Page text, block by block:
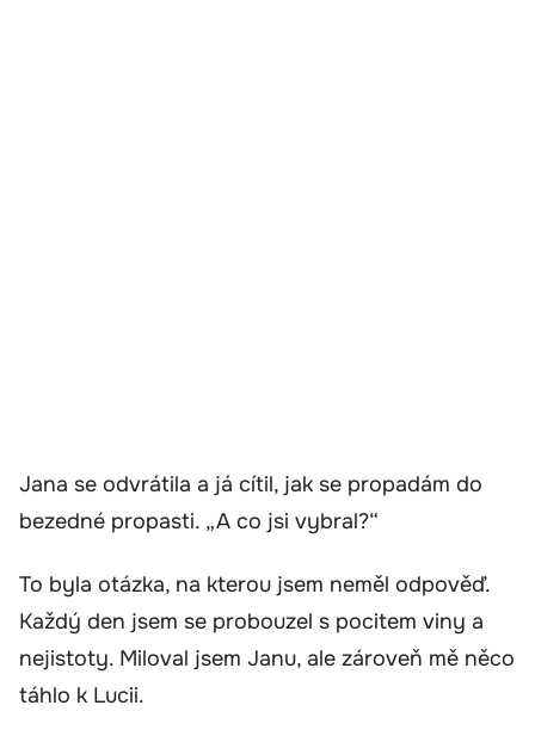
Jana se odvrátila a já cítil, jak se propadám do
bezedné propasti. „A co jsi vybral?“
To byla otázka, na kterou jsem neměl odpověď.
Každý den jsem se probouzel s pocitem viny a
nejistoty. Miloval jsem Janu, ale zároveň mě něco
táhlo k Lucii.